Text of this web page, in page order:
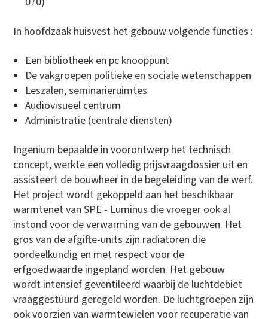
In hoofdzaak huisvest het gebouw volgende functies :
Een bibliotheek en pc knooppunt
De vakgroepen politieke en sociale wetenschappen
Leszalen, seminarieruimtes
Audiovisueel centrum
Administratie (centrale diensten)
Ingenium bepaalde in voorontwerp het technisch
concept, werkte een volledig prijsvraagdossier uit en
assisteert de bouwheer in de begeleiding van de werf.
Het project wordt gekoppeld aan het beschikbaar
warmtenet van SPE - Luminus die vroeger ook al
instond voor de verwarming van de gebouwen. Het
gros van de afgifte-units zijn radiatoren die
oordeelkundig en met respect voor de
erfgoedwaarde ingepland worden. Het gebouw
wordt intensief geventileerd waarbij de luchtdebiet
vraaggestuurd geregeld worden. De luchtgroepen zijn
ook voorzien van warmtewielen voor recuperatie van